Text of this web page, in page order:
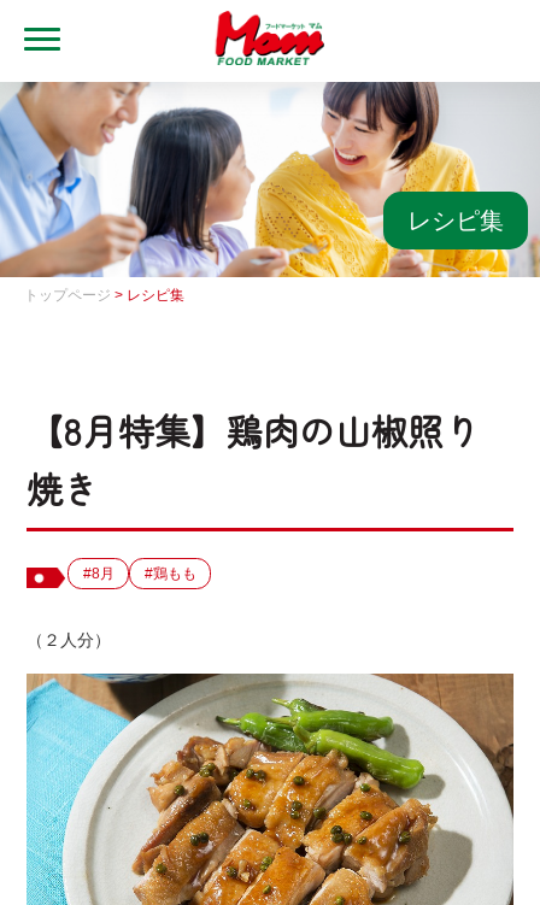
トップ
ブランド・店舗
マムアプリ
マムEdy
グループ一覧
採用情報
レシピ集
出店用地募集
レシピ集
トップページ > レシピ集
【8月特集】鶏肉の山椒照り
焼き
#8月 #鶏もも
（２人分）